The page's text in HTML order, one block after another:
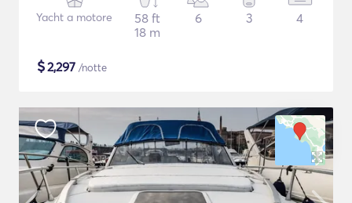
Yacht a motore
58 ft
18 m
6 3 4
$2,297 /notte